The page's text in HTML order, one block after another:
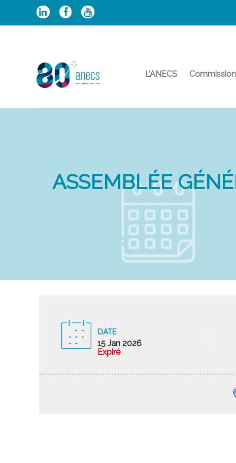
L’ANECS
ASSEMBLÉE
DATE
15 Jan 2026
Expiré